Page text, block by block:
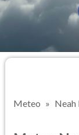
Meteo Neah